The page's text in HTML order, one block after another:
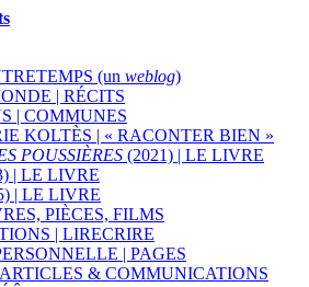
(un weblog)
| RÉCITS
| COMMUNES
KOLTÈS | « RACONTER BIEN »
POUSSIÈRES (2021) | LE LIVRE
| LE LIVRE
| LE LIVRE
PIÈCES, FILMS
| LIRECRIRE
| PAGES
& COMMUNICATIONS